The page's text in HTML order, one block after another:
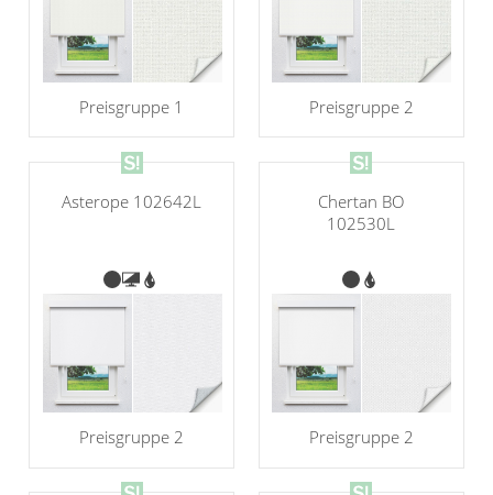
Preisgruppe 1 Preisgruppe 2
Asterope 102642L
Preisgruppe 2
Chertan BO
102530L
Preisgruppe 2